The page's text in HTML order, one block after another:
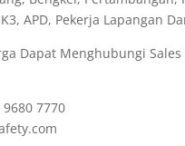
APD, Pekerja Lapangan
Dapat Menghubungi Sales
7770